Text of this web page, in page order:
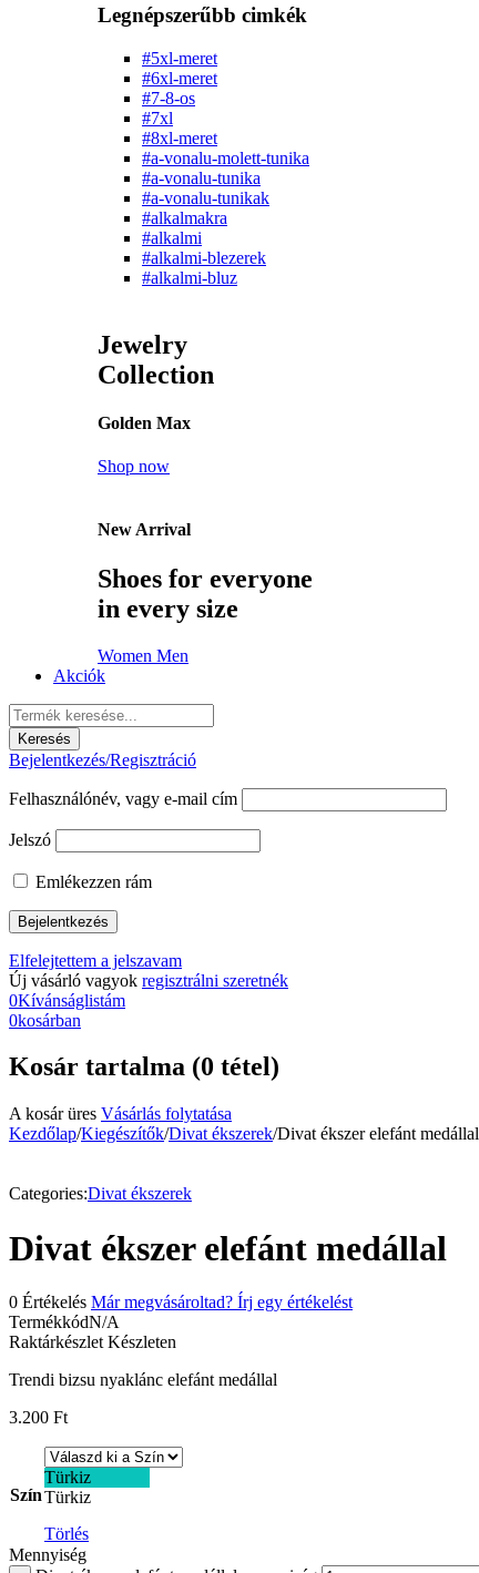
Legnépszerűbb cimkék
#5xl-meret
#6xl-meret
#7-8-os
#7xl
#8xl-meret
#a-vonalu-molett-tunika
#a-vonalu-tunika
#a-vonalu-tunikak
#alkalmakra
#alkalmi
#alkalmi-blezerek
#alkalmi-bluz
Jewelry
Collection
Golden Max
Shop now
New Arrival
Shoes for everyone
in every size
Women Men
Akciók
Bejelentkezés/Regisztráció
Felhasználónév, vagy e-mail cím
Jelszó
Emlékezzen rám
Elfelejtettem a jelszavam
Új vásárló vagyok regisztrálni szeretnék
0Kívánságlistám
0kosárban
Kosár tartalma (0 tétel)
A kosár üres Vásárlás folytatása
Kezdőlap/Kiegészítők/Divat ékszerek/Divat ékszer elefánt medállal
Categories:Divat ékszerek
Divat ékszer elefánt medállal
0 Értékelés Már megvásároltad? Írj egy értékelést
TermékkódN/A
Raktárkészlet Készleten
Trendi bizsu nyaklánc elefánt medállal
3.200 Ft
Szín
Türkiz
Türkiz
Törlés
Mennyiség